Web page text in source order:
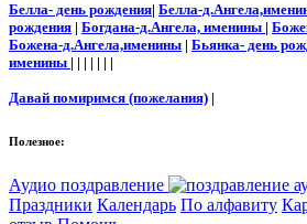
Белла- день рождения| Белла-
рождения | Богдана-д.Ангела, именины |
Божена-д.Ангела,именины | Бьянка- день
именины | | | | | | |
Давай помиримся (пожелания) |
Полезное:
Аудио поздравление
Праздники Календарь По алфавиту